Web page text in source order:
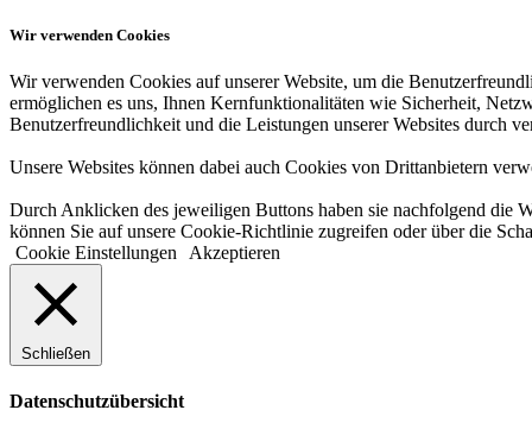
Wir verwenden Cookies
Wir verwenden Cookies auf unserer Website, um die
ermöglichen es uns, Ihnen Kernfunktionalitäten wie Sicherheit,
Benutzerfreundlichkeit und die Leistungen unserer Websites durch
Unsere Websites können dabei auch Cookies von Drittanbietern
Durch Anklicken des jeweiligen Buttons haben sie nachfolgend die
können Sie auf unsere Cookie-Richtlinie zugreifen oder über die
Cookie Einstellungen
Akzeptieren
Schließen
Datenschutzübersicht